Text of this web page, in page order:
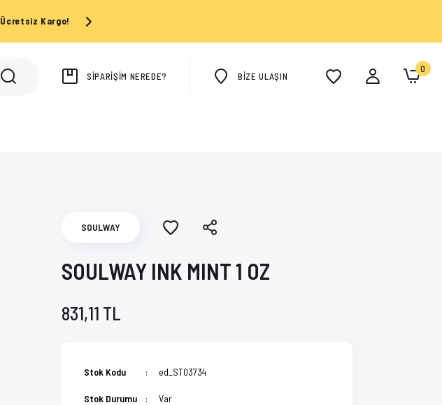
Ücretsiz Kargo!
SİPARİŞİM NEREDE? BİZE ULAŞIN
0
SOULWAY
SOULWAY INK MINT 1 OZ
831,11 TL
Stok Kodu ed_ST03734
Stok Durumu Var